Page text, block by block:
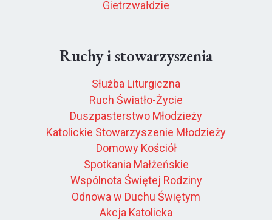
Gietrzwałdzie
Ruchy i stowarzyszenia
Służba Liturgiczna
Ruch Światło-Życie
Duszpasterstwo Młodzieży
Katolickie Stowarzyszenie Młodzieży
Domowy Kościół
Spotkania Małżeńskie
Wspólnota Świętej Rodziny
Odnowa w Duchu Świętym
Akcja Katolicka